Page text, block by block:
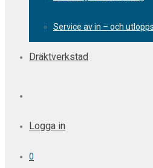
Service av in – och
Dräktverkstad
Logga in
0